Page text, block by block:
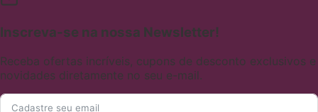
Inscreva-se na nossa Newsletter!
Receba ofertas incríveis, cupons de desconto exclusivos e
novidades diretamente no seu e-mail.